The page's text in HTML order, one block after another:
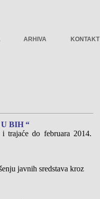
ARHIVA KONTAKT
BIH “
trajaće do februara 2014.
javnih sredstava kroz